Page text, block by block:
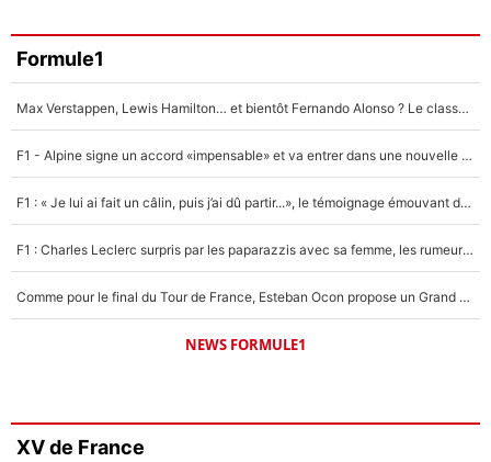
Formule1
Max Verstappen, Lewis Hamilton… et bientôt Fernando Alonso ? Le classement des pilotes les mieux payés en Formule 1 risque de changer !
F1 - Alpine signe un accord «impensable» et va entrer dans une nouvelle dimension : Grande nouvelle pour Pierre Gasly !
F1 : « Je lui ai fait un câlin, puis j’ai dû partir...», le témoignage émouvant de Max Verstappen sur sa fille
F1 : Charles Leclerc surpris par les paparazzis avec sa femme, les rumeurs étaient vraies !
Comme pour le final du Tour de France, Esteban Ocon propose un Grand Prix de Formule 1 à Paris : «Autour de l’Arc de Triomphe, ce serait génial» !
NEWS FORMULE1
XV de France